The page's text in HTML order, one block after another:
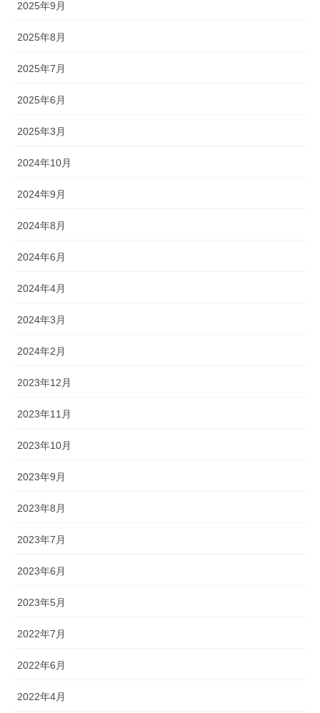
2025年9月
2025年8月
2025年7月
2025年6月
2025年3月
2024年10月
2024年9月
2024年8月
2024年6月
2024年4月
2024年3月
2024年2月
2023年12月
2023年11月
2023年10月
2023年9月
2023年8月
2023年7月
2023年6月
2023年5月
2022年7月
2022年6月
2022年4月